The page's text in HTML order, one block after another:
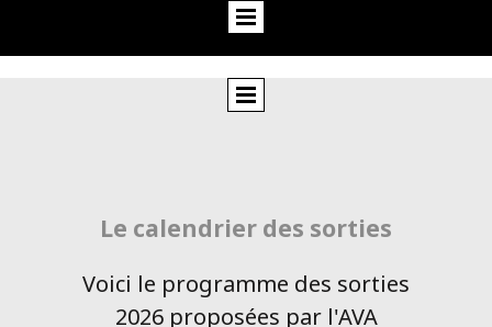
Le calendrier des sorties
Voici le programme des sorties
2026 proposées par l'AVA